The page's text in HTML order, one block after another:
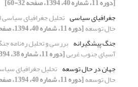
جغرافیای سیاسی تحلیل جغرافیای سیاسی
حال توسعه[دوره 11، شماره 40، 1394، صفحه 61-84]
جنگ پیشگیرانه بررسی و تحلیل ره‌نامه
آسیای جنوب غربی[دوره 11، شماره 38، 1394، صفحه 1-34]
جهان در حال توسعه تحلیل جغرافیای
حال توسعه[دوره 11، شماره 40، 1394، صفحه 61-84]